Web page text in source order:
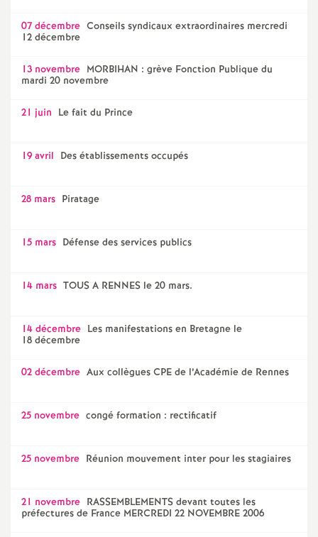
07 décembre Conseils syndicaux extraordinaires mercredi
12 décembre
13 novembre MORBIHAN : grève Fonction Publique du
mardi 20 novembre
21 juin Le fait du Prince
19 avril Des établissements occupés
28 mars Piratage
15 mars Défense des services publics
14 mars TOUS A RENNES le 20 mars.
14 décembre Les manifestations en Bretagne le
18 décembre
02 décembre Aux collègues CPE de l’Académie de Rennes
25 novembre congé formation : rectificatif
25 novembre Réunion mouvement inter pour les stagiaires
21 novembre RASSEMBLEMENTS devant toutes les
préfectures de France MERCREDI 22 NOVEMBRE 2006